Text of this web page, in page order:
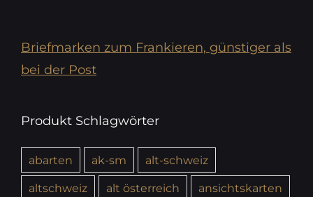
Briefmarken zum Frankieren, günstiger als
bei der Post
Produkt Schlagwörter
abarten ak-sm
alt-schweiz
altschweiz
alt österreich
ansichtskarten